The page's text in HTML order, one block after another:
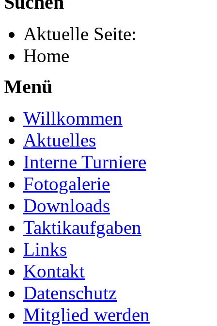
Aktuelle Seite:
Home
Menü
Willkommen
Aktuelles
Interne Turniere
Fotogalerie
Downloads
Taktikaufgaben
Links
Kontakt
Datenschutz
Mitglied werden